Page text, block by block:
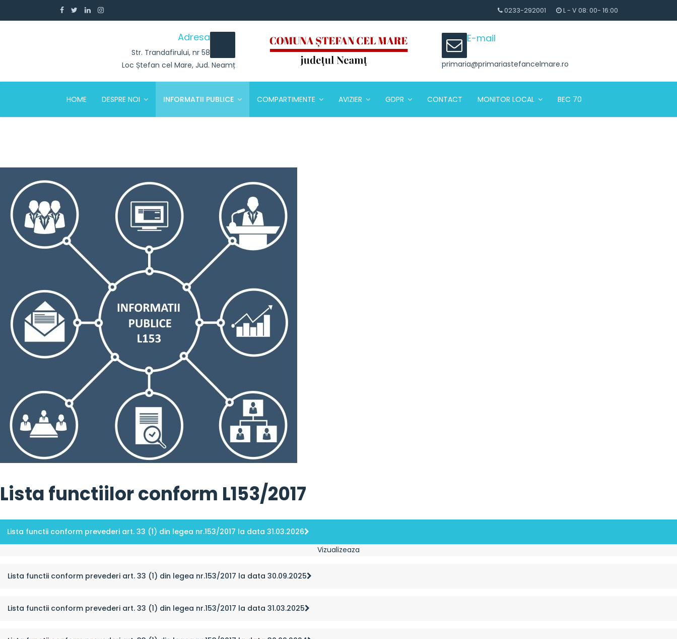
0233-292001 L - V 08: 00- 16:00
Adresa
Str. Trandafirului, nr 58
Loc Ștefan cel Mare, Jud. Neamț
E-mail
primaria@primariastefancelmare.ro
HOME DESPRE NOI INFORMATII PUBLICE COMPARTIMENTE AVIZIER GDPR CONTACT MONITOR LOCAL BEC 70
Lista functiilor conform L153/2017
Lista functii conform prevederi art. 33 (1) din legea nr.153/2017 la data 31.03.2026
Vizualizeaza
Lista functii conform prevederi art. 33 (1) din legea nr.153/2017 la data 30.09.2025
Lista functii conform prevederi art. 33 (1) din legea nr.153/2017 la data 31.03.2025